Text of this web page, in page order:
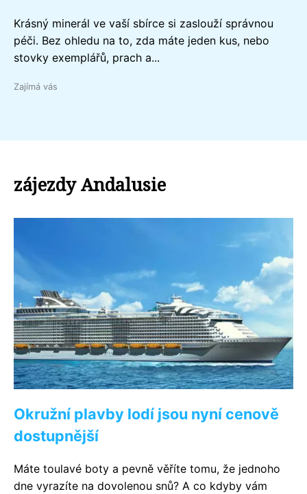
Krásný minerál ve vaší sbírce si zaslouží správnou
péči. Bez ohledu na to, zda máte jeden kus, nebo
stovky exemplářů, prach a...
Zajímá vás
zájezdy Andalusie
Okružní plavby lodí jsou nyní cenově
dostupnější
Máte toulavé boty a pevně věříte tomu, že jednoho
dne vyrazíte na dovolenou snů? A co kdyby vám